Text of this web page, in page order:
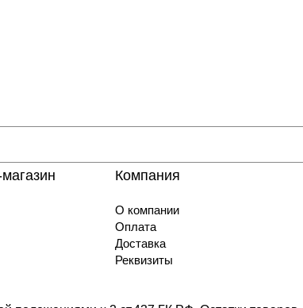
Компания
О компании
Оплата
Доставка
Реквизиты